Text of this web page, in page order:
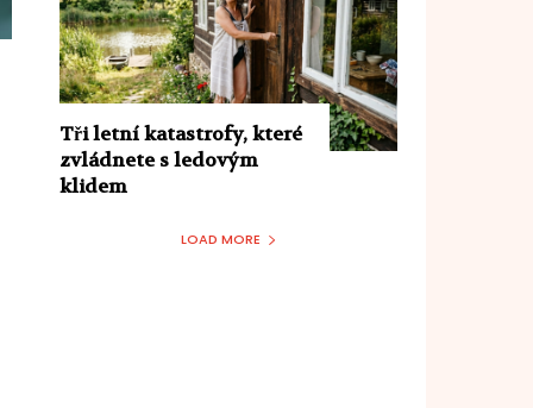
Tři letní katastrofy, které
zvládnete s ledovým
klidem
LOAD MORE